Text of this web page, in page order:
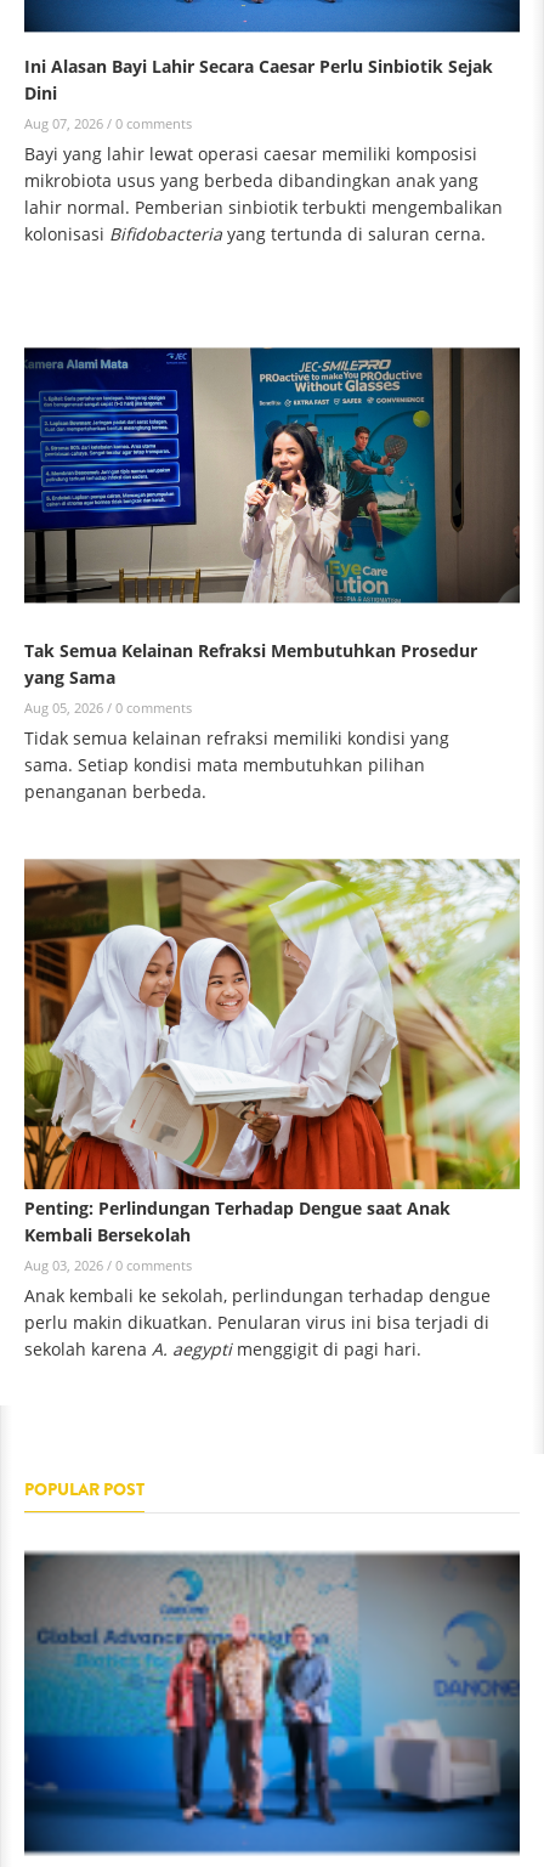
Ini Alasan Bayi Lahir Secara Caesar Perlu Sinbiotik Sejak
Dini
Aug 07, 2026 / 0 comments
Bayi yang lahir lewat operasi caesar memiliki komposisi
mikrobiota usus yang berbeda dibandingkan anak yang
lahir normal. Pemberian sinbiotik terbukti mengembalikan
kolonisasi Bifidobacteria yang tertunda di saluran cerna.
Tak Semua Kelainan Refraksi Membutuhkan Prosedur
yang Sama
Aug 05, 2026 / 0 comments
Tidak semua kelainan refraksi memiliki kondisi yang
sama. Setiap kondisi mata membutuhkan pilihan
penanganan berbeda.
Penting: Perlindungan Terhadap Dengue saat Anak
Kembali Bersekolah
Aug 03, 2026 / 0 comments
Anak kembali ke sekolah, perlindungan terhadap dengue
perlu makin dikuatkan. Penularan virus ini bisa terjadi di
sekolah karena A. aegyptimenggigit di pagi hari.
POPULAR POST